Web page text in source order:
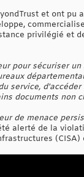
et ont pu
privilégié et
pour sécuriser
service,
documents non
de menace
alerté de la